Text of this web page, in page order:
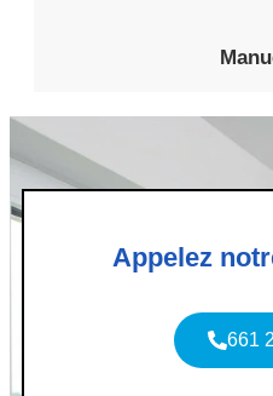
Appelez
661